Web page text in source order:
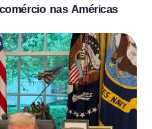
nas Américas